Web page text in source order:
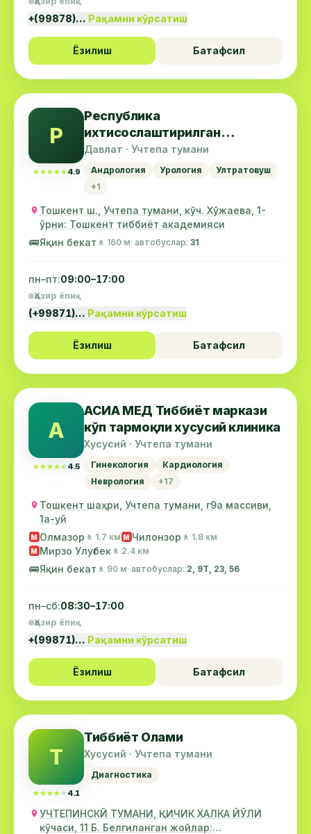
+(99878)… Рақамни кўрсатиш
Ёзилиш Батафсил
Р
★★★★★
★★★★★4.9
Республика
ихтисослаштирилган
урология маркази
Давлат · Учтепа тумани
Андрология Урология
Ултратовуш
+1
Тошкент ш., Учтепа тумани, кўч. Хўжаева, 1-
ўрни: Тошкент тиббиёт академияси
🚌Яқин бекат 🚶 160 м· автобуслар: 31
пн–пт:09:00–17:00
Ҳозир ёпиқ
(+99871)… Рақамни кўрсатиш
Ёзилиш Батафсил
А
★★★★★
★★★★★ 4.5
АСИА МЕД Тиббиёт маркази
кўп тармоқли хусусий клиника
Хусусий · Учтепа тумани
Гинекология
Кардиология
Неврология
+17
Тошкент шаҳри, Учтепа тумани, г9а массиви,
1а-уй
М Олмазор 🚶 1.7 км М Чилонзор 🚶 1.8 км
М Мирзо Улуғбек 🚶 2.4 км
🚌Яқин бекат 🚶 90 м· автобуслар: 2, 9Т, 23, 56
пн–сб:08:30–17:00
Ҳозир ёпиқ
+(99871)… Рақамни кўрсатиш
Ёзилиш Батафсил
Т
★★★★★
★★★★★ 4.1
Тиббиёт Олами
Хусусий · Учтепа тумани
Диагностика
УЧТЕПИНСКЙ ТУМАНИ, ҚИЧИК ХАЛКА ЙЎЛИ
кўчаси, 11 Б. Белгиланган жойлар: